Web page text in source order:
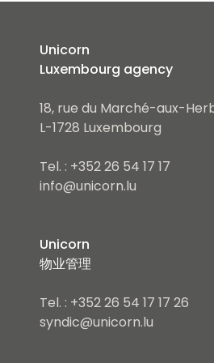
Unicorn
Luxembourg agency
18, rue du Marché-aux-
L-1728 Luxembourg
Tel. : +352 26 54 17 17
info@unicorn.lu
Unicorn
物业管理
Tel. : +352 26 54 17 17 26
syndic@unicorn.lu